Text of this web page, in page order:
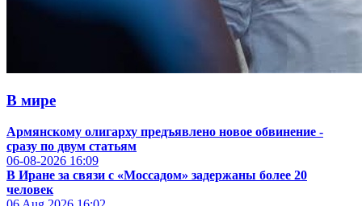
В мире
Армянскому олигарху предъявлено новое обвинение -
сразу по двум статьям
06-08-2026 16:09
В Иране за связи с «Моссадом» задержаны более 20
человек